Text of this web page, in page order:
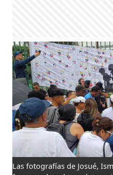
Las fotografías de Josué,